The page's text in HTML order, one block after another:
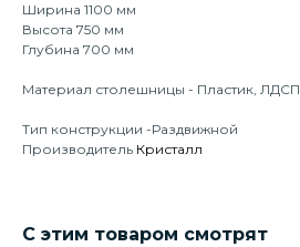
Ширина 1100 мм
Высота 750 мм
Глубина 700 мм
Материал столешницы - Пластик, ЛДСП
Тип конструкции -Раздвижной
Производитель Кристалл
С этим товаром смотрят